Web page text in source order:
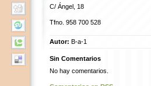
C/ Ángel, 18
Tfno. 958 700 528
Autor: B-a-1
Sin Comentarios
No hay comentarios.